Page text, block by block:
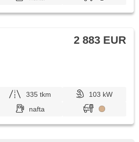
2 883 EUR
335 tkm
103 kW
nafta